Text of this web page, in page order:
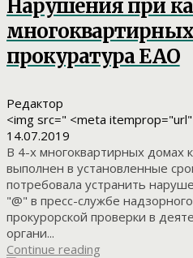
Нарушения при
прокуратура ЕАО
Редактор
<img src=" <meta
14.07.2019
В 4-х многоквартирных домах
выполнен в установленные
потребовала устранить
"@" в пресс-службе
прокурорской проверки в
органи...
Continue reading